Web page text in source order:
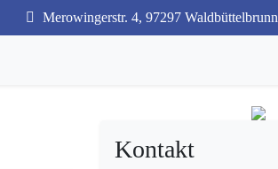
Merowingerstr. 4, 97297 Waldbüttelbrunn
Kontakt